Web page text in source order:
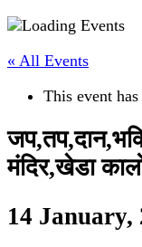
« All Events
This event has
मंदिर,खेडा
14 January,